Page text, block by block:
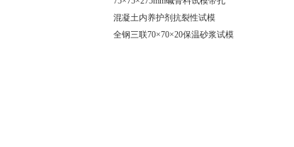
混凝土内养护剂抗裂性试模
全钢三联70×70×20保温砂浆试模